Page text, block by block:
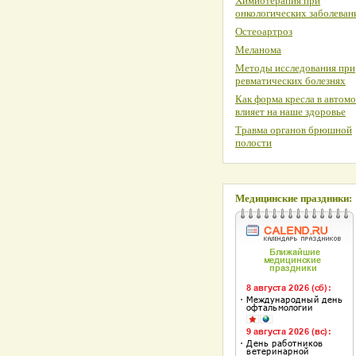
онкологических
Остеоартроз
Меланома
Методы исследования при
ревматических болезнях
Как форма кресла в
влияет на наше здоровье
Травма органов брюшной
полости
Медицинские праздники: